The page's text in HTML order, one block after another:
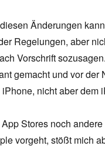
Änderungen
Regelungen, aber
Vorschrift
gemacht und vor der
nicht aber dem
Stores noch
vorgeht, stößt mich